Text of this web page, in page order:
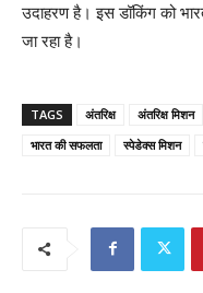
उदाहरण है। इस डॉकिंग को
जा रहा है।
TAGS अंतरिक्ष अंतरिक्ष मिशन
भारत की सफलता
स्पेडेक्स मिशन